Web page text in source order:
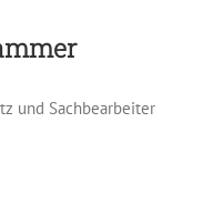
Sachbearbeiter